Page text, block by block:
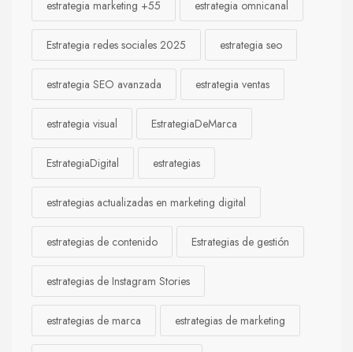
estrategia marketing +55 estrategia omnicanal
Estrategia redes sociales 2025 estrategia seo
estrategia SEO avanzada estrategia ventas
estrategia visual EstrategiaDeMarca
EstrategiaDigital estrategias
estrategias actualizadas en marketing digital
estrategias de contenido Estrategias de gestión
estrategias de Instagram Stories
estrategias de marca estrategias de marketing